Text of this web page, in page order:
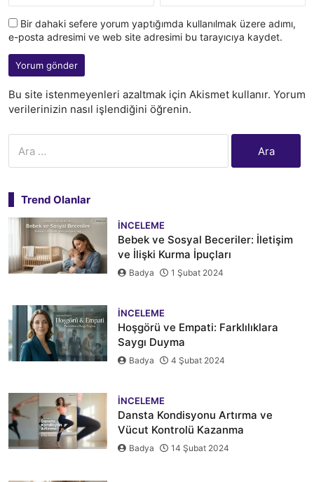
Bir dahaki sefere yorum yaptığımda kullanılmak üzere adımı,
e-posta adresimi ve web site adresimi bu tarayıcıya kaydet.
Bu site istenmeyenleri azaltmak için Akismet kullanır. Yorum
verilerinizin nasıl işlendiğini öğrenin.
Trend Olanlar
İNCELEME
Bebek ve Sosyal Beceriler: İletişim
ve İlişki Kurma İpuçları
Badya 1 Şubat 2024
İNCELEME
Hoşgörü ve Empati: Farklılıklara
Saygı Duyma
Badya 4 Şubat 2024
İNCELEME
Dansta Kondisyonu Artırma ve
Vücut Kontrolü Kazanma
Badya 14 Şubat 2024